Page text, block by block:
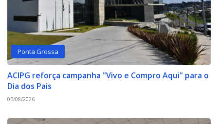
Ponta Grossa
ACIPG reforça campanha "Vivo e Compro Aqui" para o
Dia dos Pais
05/08/2026